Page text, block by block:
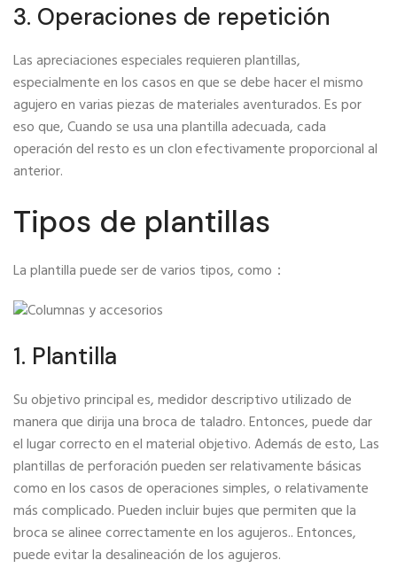
3. Operaciones de repetición
Las apreciaciones especiales requieren plantillas,
especialmente en los casos en que se debe hacer el mismo
agujero en varias piezas de materiales aventurados. Es por
eso que, Cuando se usa una plantilla adecuada, cada
operación del resto es un clon efectivamente proporcional al
anterior.
Tipos de plantillas
La plantilla puede ser de varios tipos, como：
1. Plantilla
Su objetivo principal es, medidor descriptivo utilizado de
manera que dirija una broca de taladro. Entonces, puede dar
el lugar correcto en el material objetivo. Además de esto, Las
plantillas de perforación pueden ser relativamente básicas
como en los casos de operaciones simples, o relativamente
más complicado. Pueden incluir bujes que permiten que la
broca se alinee correctamente en los agujeros.. Entonces,
puede evitar la desalineación de los agujeros.